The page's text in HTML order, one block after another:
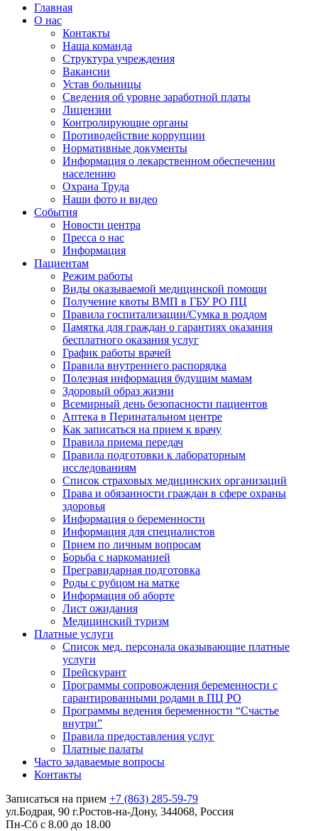
Главная
О нас
Контакты
Наша команда
Структура учреждения
Вакансии
Устав больницы
Сведения об уровне заработной платы
Лицензии
Контролирующие органы
Противодействие коррупции
Нормативные документы
Информация о лекарственном обеспечении
населению
Охрана Труда
Наши фото и видео
События
Новости центра
Пресса о нас
Информация
Пациентам
Режим работы
Виды оказываемой медицинской помощи
Получение квоты ВМП в ГБУ РО ПЦ
Правила госпитализации/Сумка в роддом
Памятка для граждан о гарантиях оказания
бесплатного оказания услуг
График работы врачей
Правила внутреннего распорядка
Полезная информация будущим мамам
Здоровый образ жизни
Всемирный день безопасности пациентов
Аптека в Перинатальном центре
Как записаться на прием к врачу
Правила приема передач
Правила подготовки к лабораторным
исследованиям
Список страховых медицинских организаций
Права и обязанности граждан в сфере охраны
здоровья
Информация о беременности
Информация для специалистов
Прием по личным вопросам
Борьба с наркоманией
Прегравидарная подготовка
Роды с рубцом на матке
Информация об аборте
Лист ожидания
Медицинский туризм
Платные услуги
Список мед. персонала оказывающие платные
услуги
Прейскурант
Программы сопровождения беременности с
гарантированными родами в ПЦ РО
Программы ведения беременности “Счастье
внутри”
Правила предоставления услуг
Платные палаты
Часто задаваемые вопросы
Контакты
Записаться на прием +7 (863) 285-59-79
ул.Бодрая, 90 г.Ростов-на-Дону, 344068, Россия
Пн-Сб с 8.00 до 18.00